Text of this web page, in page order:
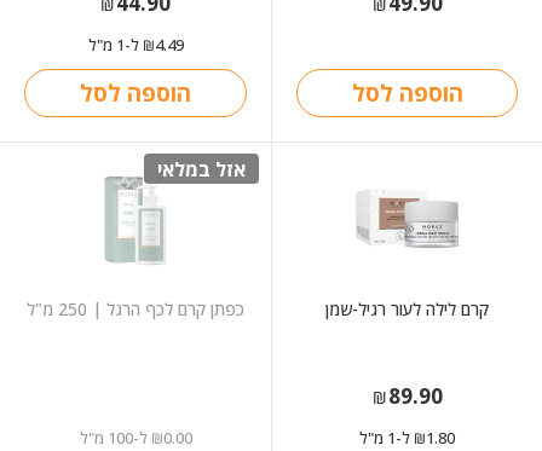
₪
הוספה לסל
₪
₪4.49 ל-1 מ"ל
הוספה לסל
קרם לילה לעור רגיל-שמן
₪89.90
₪1.80 ל-1 מ"ל
אזל במלאי
כפתן קרם לכף הרגל | 250 מ"ל
₪0.00 ל-100 מ"ל